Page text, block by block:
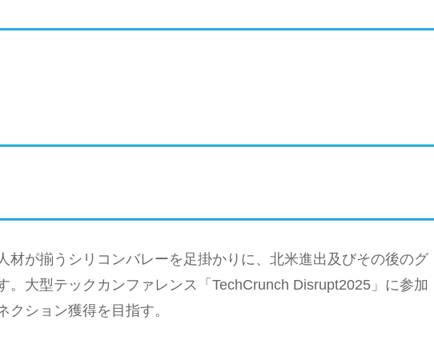
材が揃うシリコンバレーを足掛かりに、北米進出及びその後のグ
。大型テックカンファレンス「TechCrunch Disrupt2025」に参加
クション獲得を目指す。